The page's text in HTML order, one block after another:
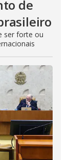
de
ser forte ou